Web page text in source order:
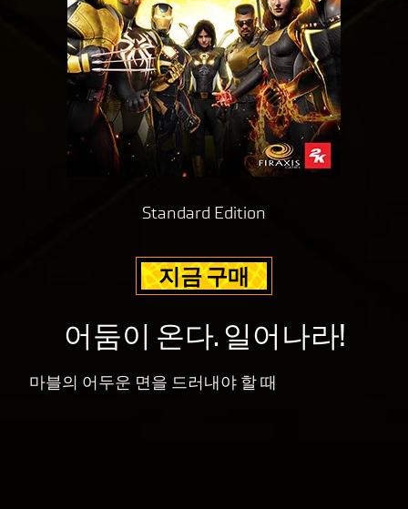
Standard Edition
지금 구매
어둠이 온다. 일어나라!
마블의 어두운 면을 드러내야 할 때